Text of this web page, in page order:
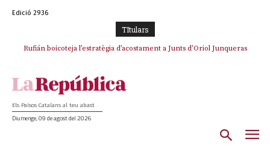
Edició 2936
TItulars
Rufián boicoteja l’estratègia d’acostament a Junts d’Oriol Junqueras
Els Països Catalans al teu abast
Diumenge, 09 de agost del 2026